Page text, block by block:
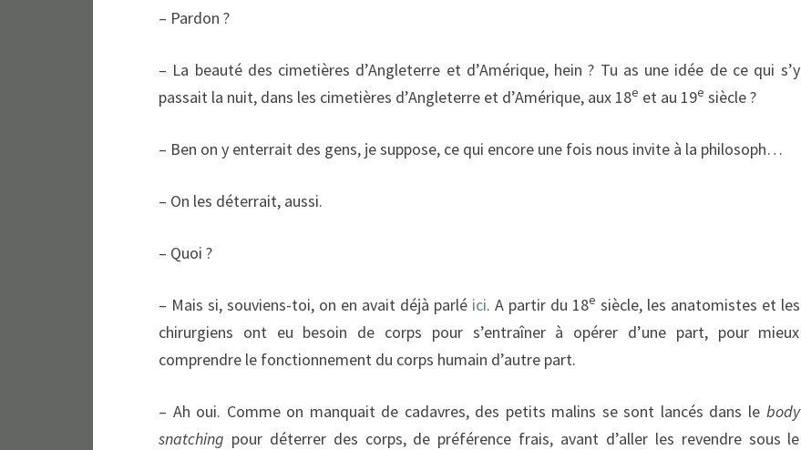
– Pardon ?
– La beauté des cimetières d’Angleterre et d’Amérique, hein ? Tu as une idée de ce qui s’y
passait la nuit, dans les cimetières d’Angleterre et d’Amérique, aux 18e et au 19e siècle ?
– Ben on y enterrait des gens, je suppose, ce qui encore une fois nous invite à la philosoph…
– On les déterrait, aussi.
– Quoi ?
– Mais si, souviens-toi, on en avait déjà parlé ici. A partir du 18e siècle, les anatomistes et les
chirurgiens ont eu besoin de corps pour s’entraîner à opérer d’une part, pour mieux
comprendre le fonctionnement du corps humain d’autre part.
– Ah oui. Comme on manquait de cadavres, des petits malins se sont lancés dans le body
snatching pour déterrer des corps, de préférence frais, avant d’aller les revendre sous le